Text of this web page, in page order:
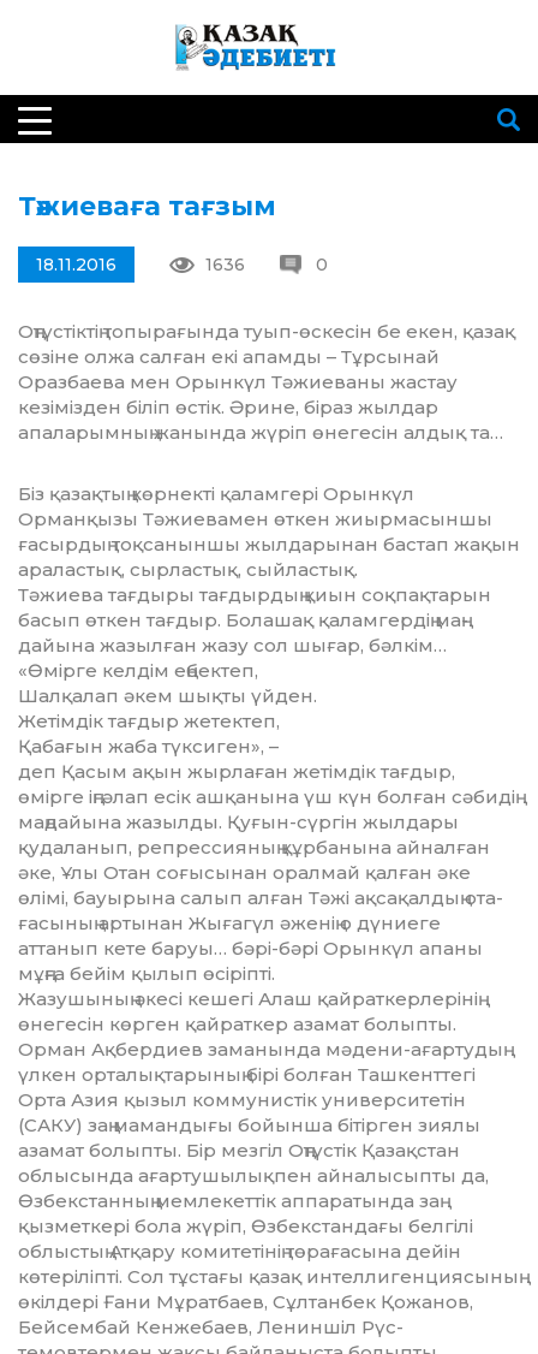
Тәжиеваға тағзым
18.11.2016 1636 0
Оңтүстіктің топырағында туып-өскесін бе екен, қазақ
сөзіне олжа салған екі апамды – Тұрсынай
Оразбаева мен Орынкүл Тәжиеваны жастау
кезімізден біліп өстік. Әрине, біраз жылдар
апаларымның жанында жүріп өнегесін алдық та…
Біз қазақтың көрнекті қалам­гері Орынкүл
Орманқызы Тә­жиева­мен өткен жиырмасыншы
ғасырдың тоқсаныншы жылдарынан бастап жақын
араластық, сырластық, сыйластық.
Тәжиева тағдыры тағдырдың қиын соқпақтарын
басып өткен тағ­дыр. Болашақ қаламгердің маң­
дайына жазылған жазу сол шы­ғар, бәлкім…
«Өмірге келдім еңбектеп,
Шалқалап әкем шықты үйден.
Жетімдік тағдыр жетектеп,
Қабағын жаба түксиген», –
деп Қасым ақын жырлаған же­тім­дік тағдыр,
өмірге іңгәлап есік аш­қанына үш күн болған сәбидің
маңдайына жазылды. Қуғын-сүр­гін жылдары
қудаланып, реп­рессияның құрбанына айналған
әке, Ұлы Отан соғысынан оралмай қалған әке
өлімі, бауырына са­лып алған Тәжі ақсақалдың ота­
ғасының артынан Жығагүл әже­нің о дүниеге
аттанып кете баруы… бәрі-бәрі Орынкүл апаны
мұңға бейім қылып өсіріпті.
Жазушының әкесі кешегі Алаш қайраткерлерінің
өнегесін көр­ген қайраткер азамат болыпты.
Орман Ақбердиев заманында мәдени-ағартудың
үлкен ор­та­лықтарының бірі болған Таш­кент­тегі
Орта Азия қызыл ком­му­­­нистік университетін
(САКУ) заң мамандығы бойынша бітірген зиялы
азамат болыпты. Бір мезгіл Оңтүстік Қазақстан
облысында ағартушылықпен айналысыпты да,
Өзбекстанның мемлекеттік аппаратында заң
қызметкері бо­ла жүріп, Өзбекстандағы бел­гілі
облыстың Атқару комитетінің тө­рағасына дейін
көтеріліпті. Сол тұстағы қазақ интелли­ген­ция­сының
өкілдері Ғани Мұрат­баев, Сұлтанбек Қожанов,
Бей­сем­бай Кенжебаев, Лениншіл Рүс­